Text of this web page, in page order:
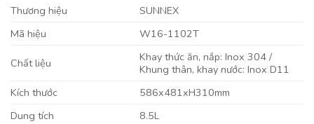
Thương hiệu
SUNNEX
Mã hiệu
W16-1102T
Chất liệu
Khay thức ăn, nắp: Inox 304 /
Khung thân, khay nước: Inox D11
Kích thước
586x481xH310mm
Dung tích
8.5L